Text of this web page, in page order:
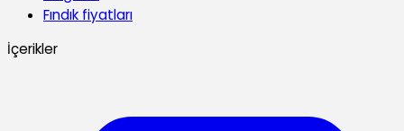
Fındık fiyatları
İçerikler